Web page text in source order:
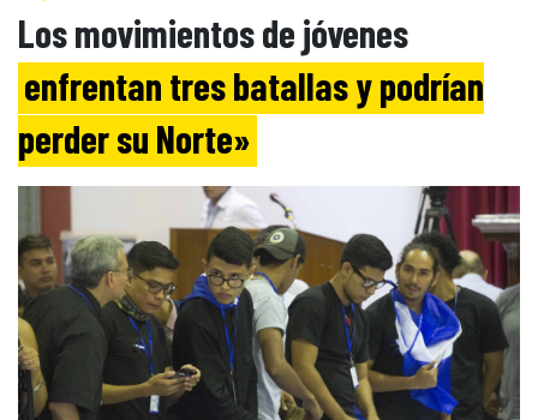
Los movimientos de jóvenes
enfrentan tres batallas y podrían
perder su Norte»